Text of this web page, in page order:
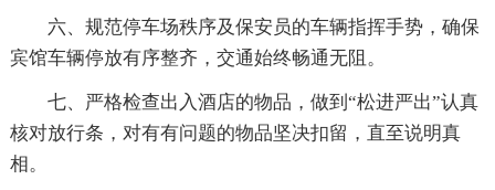
六、规范停车场秩序及保安员的车辆指挥手势，确保
宾馆车辆停放有序整齐，交通始终畅通无阻。
七、严格检查出入酒店的物品，做到“松进严出”认真
核对放行条，对有有问题的物品坚决扣留，直至说明真
相。